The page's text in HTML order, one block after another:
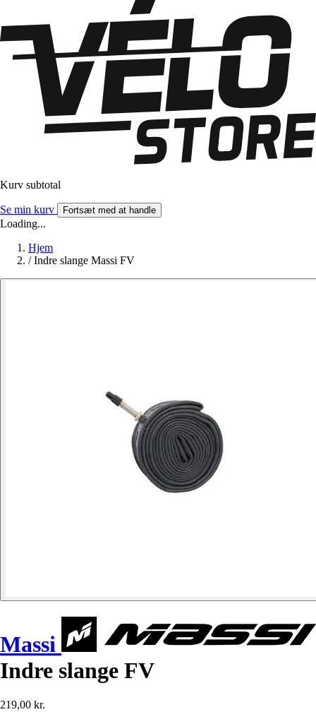
Kurv subtotal
Se min kurv Fortsæt med at handle
Loading...
Hjem
/ Indre slange Massi FV
Massi
Indre slange FV
219,00 kr.